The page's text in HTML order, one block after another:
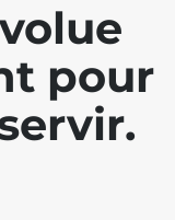
pour